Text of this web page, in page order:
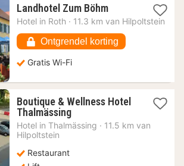
Landhotel Zum Böhm1
nacht
vanaf
114,42
€
Hotel in Roth · 11.3 km van Hilpoltstein
Ontgrendel korting
Gratis Wi-Fi
Boutique & Wellness Hotel
Thalmässing1
nacht
vanaf
Hotel in Thalmässing · 11.5 km van
Hilpoltstein
Restaurant